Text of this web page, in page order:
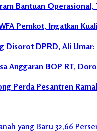
Bantuan Operasional,
Pemkot, Ingatkan
Disorot DPRD, Ali
Anggaran BOP RT,
Perda Pesantren